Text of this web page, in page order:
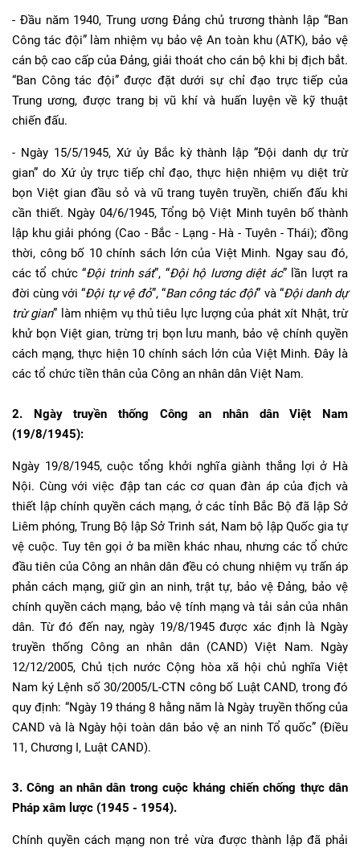
- Đầu năm 1940, Trung ương Đảng chủ trương thành lập “Ban
Công tác đội” làm nhiệm vụ bảo vệ An toàn khu (ATK), bảo vệ
cán bộ cao cấp của Đảng, giải thoát cho cán bộ khi bị địch bắt.
“Ban Công tác đội” được đặt dưới sự chỉ đạo trực tiếp của
Trung ương, được trang bị vũ khí và huấn luyện về kỹ thuật
chiến đấu.
- Ngày 15/5/1945, Xứ ủy Bắc kỳ thành lập “Đội danh dự trừ
gian” do Xứ ủy trực tiếp chỉ đạo, thực hiện nhiệm vụ diệt trừ
bọn Việt gian đầu sỏ và vũ trang tuyên truyền, chiến đấu khi
cần thiết. Ngày 04/6/1945, Tổng bộ Việt Minh tuyên bố thành
lập khu giải phóng (Cao - Bắc - Lạng - Hà - Tuyên - Thái); đồng
thời, công bố 10 chính sách lớn của Việt Minh. Ngay sau đó,
các tổ chức “Đội trinh sát”, “Đội hộ lương diệt ác” lần lượt ra
đời cùng với “Đội tự vệ đỏ”, “Ban công tác đội” và “Đội danh dự
trừ gian” làm nhiệm vụ thủ tiêu lực lượng của phát xít Nhật, trừ
khử bọn Việt gian, trừng trị bọn lưu manh, bảo vệ chính quyền
cách mạng, thực hiện 10 chính sách lớn của Việt Minh. Đây là
các tổ chức tiền thân của Công an nhân dân Việt Nam.
2. Ngày truyền thống Công an nhân dân Việt Nam
(19/8/1945):
Ngày 19/8/1945, cuộc tổng khởi nghĩa giành thắng lợi ở Hà
Nội. Cùng với việc đập tan các cơ quan đàn áp của địch và
thiết lập chính quyền cách mạng, ở các tỉnh Bắc Bộ đã lập Sở
Liêm phóng, Trung Bộ lập Sở Trinh sát, Nam bộ lập Quốc gia tự
vệ cuộc. Tuy tên gọi ở ba miền khác nhau, nhưng các tổ chức
đầu tiên của Công an nhân dân đều có chung nhiệm vụ trấn áp
phản cách mạng, giữ gìn an ninh, trật tự, bảo vệ Đảng, bảo vệ
chính quyền cách mạng, bảo vệ tính mạng và tải sản của nhân
dân. Từ đó đến nay, ngày 19/8/1945 được xác định là Ngày
truyền thống Công an nhân dân (CAND) Việt Nam. Ngày
12/12/2005, Chủ tịch nước Cộng hòa xã hội chủ nghĩa Việt
Nam ký Lệnh số 30/2005/L-CTN công bố Luật CAND, trong đó
quy định: “Ngày 19 tháng 8 hằng năm là Ngày truyền thống của
CAND và là Ngày hội toàn dân bảo vệ an ninh Tổ quốc” (Điều
11, Chương I, Luật CAND).
3. Công an nhân dân trong cuộc kháng chiến chống thực dân
Pháp xâm lược (1945 - 1954).
Chính quyền cách mạng non trẻ vừa được thành lập đã phải